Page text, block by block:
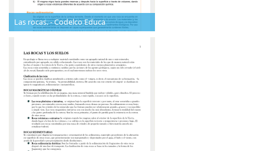
Las rocas. - Codelco Educa